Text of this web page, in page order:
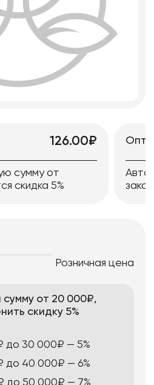
126.00₽
сумму от
скидка 5%
Розничная цена
от 20 000₽,
скидку 5%
до 30 000₽ — 5%
до 40 000₽ — 6%
до 50 000₽ — 7%